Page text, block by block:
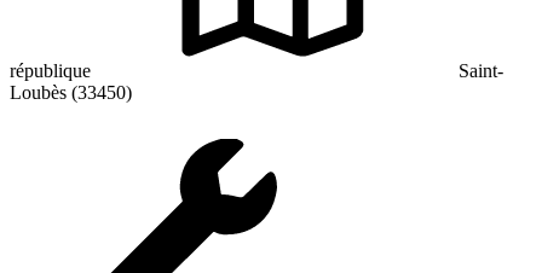
république
Saint-
Loubès (33450)